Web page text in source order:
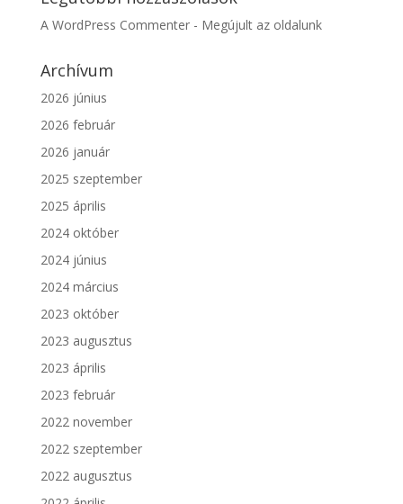
A WordPress Commenter- Megújult az oldalunk
Archívum
2026 június
2026 február
2026 január
2025 szeptember
2025 április
2024 október
2024 június
2024 március
2023 október
2023 augusztus
2023 április
2023 február
2022 november
2022 szeptember
2022 augusztus